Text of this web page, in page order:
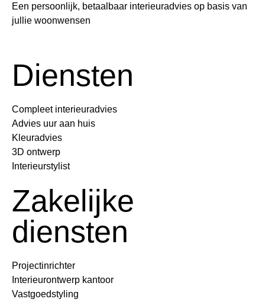
Een persoonlijk, betaalbaar interieuradvies op basis van
jullie woonwensen
Diensten
Compleet interieuradvies
Advies uur aan huis
Kleuradvies
3D ontwerp
Interieurstylist
Zakelijke
diensten
Projectinrichter
Interieurontwerp kantoor
Vastgoedstyling